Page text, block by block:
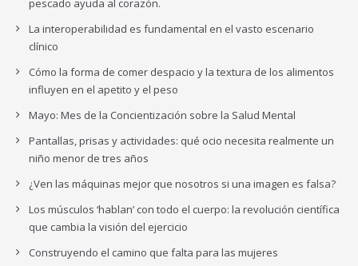
pescado ayuda al corazón.
La interoperabilidad es fundamental en el vasto escenario
clínico
Cómo la forma de comer despacio y la textura de los alimentos
influyen en el apetito y el peso
Mayo: Mes de la Concientización sobre la Salud Mental
Pantallas, prisas y actividades: qué ocio necesita realmente un
niño menor de tres años
¿Ven las máquinas mejor que nosotros si una imagen es falsa?
Los músculos ‘hablan’ con todo el cuerpo: la revolución científica
que cambia la visión del ejercicio
Construyendo el camino que falta para las mujeres